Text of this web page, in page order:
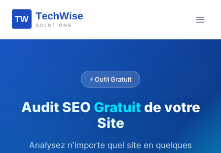
⚡ Outil Gratuit
Audit SEO Gratuitde votre
Site
Analysez n'importe quel site en quelques